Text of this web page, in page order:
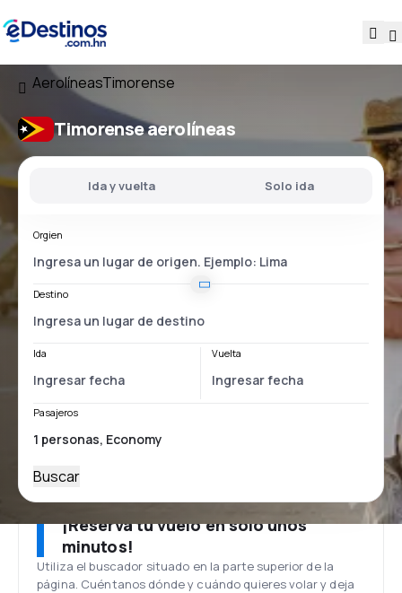
AerolíneasTimorense
Timorense aerolíneas
Ida y vuelta Solo ida
Orgien
Destino
Ida Vuelta
Pasajeros
Buscar
¡Reserva tu vuelo en solo unos
minutos!
Utiliza el buscador situado en la parte superior de la
página. Cuéntanos dónde y cuándo quieres volar y deja